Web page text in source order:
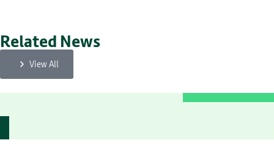
Related News
View All